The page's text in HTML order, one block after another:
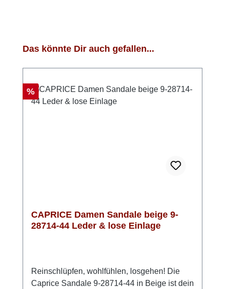
Produktgalerie überspringen
Das könnte Dir auch gefallen...
Rabatt
%
CAPRICE Damen Sandale beige 9-
28714-44 Leder & lose Einlage
Reinschlüpfen, wohlfühlen, losgehen! Die
Caprice Sandale 9-28714-44 in Beige ist dein